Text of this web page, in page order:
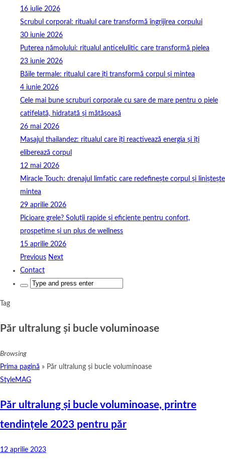
16 iulie 2026
Scrubul corporal: ritualul care transformă îngrijirea corpului
30 iunie 2026
Puterea nămolului: ritualul anticelulitic care transformă pielea
23 iunie 2026
Băile termale: ritualul care îți transformă corpul și mintea
4 iunie 2026
Cele mai bune scruburi corporale cu sare de mare pentru o piele
catifelată, hidratată și mătăsoasă
26 mai 2026
Masajul thailandez: ritualul care îți reactivează energia și îți
eliberează corpul
12 mai 2026
Miracle Touch: drenajul limfatic care redefinește corpul și liniștește
mintea
29 aprilie 2026
Picioare grele? Soluții rapide și eficiente pentru confort,
prospețime și un plus de wellness
15 aprilie 2026
Previous Next
Contact
Search
Tag
Păr ultralung și bucle voluminoase
Browsing
Prima pagină » Păr ultralung și bucle voluminoase
StyleMAG
Păr ultralung și bucle voluminoase, printre
tendințele 2023 pentru păr
12 aprilie 2023